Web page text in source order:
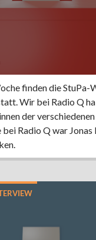
finden die StuPa-
Wir bei Radio Q
der
Radio Q war Jonas